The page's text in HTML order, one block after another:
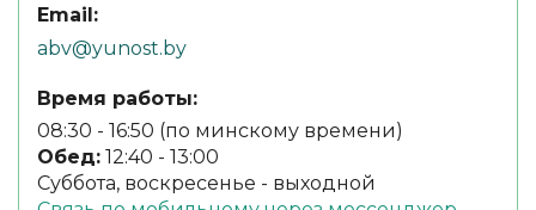
Email:
abv@yunost.by
Время работы:
08:30 - 16:50 (по минскому времени)
Обед: 12:40 - 13:00
Суббота, воскресенье - выходной